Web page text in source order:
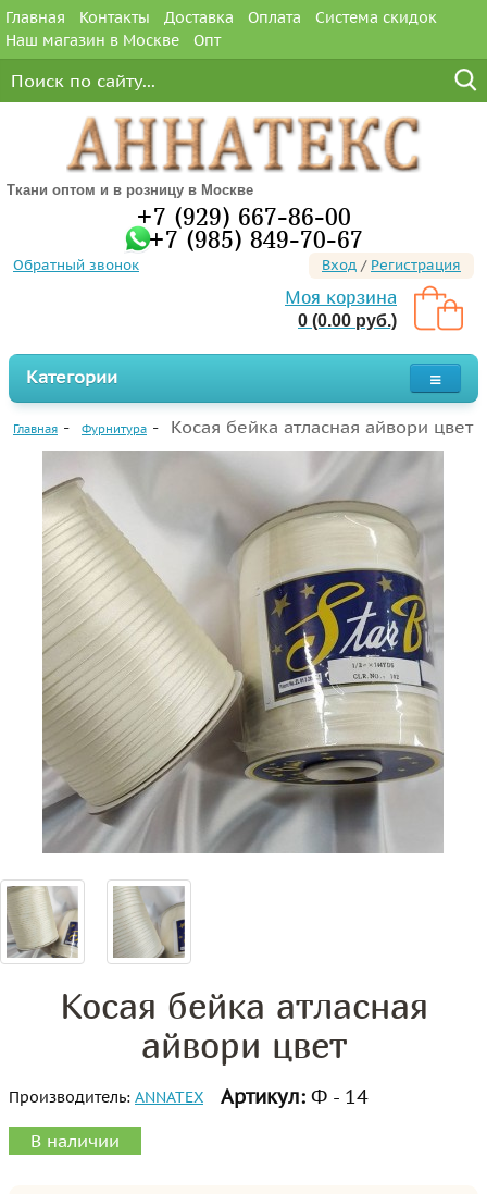
Главная Контакты Доставка Оплата
Система скидок
Наш магазин в Москве
Опт
Ткани оптом и в розницу в Москве
+7 (929) 667-86-00
+7 (985) 849-70-67
Обратный звонок Вход / Регистрация
Моя корзина
0 (0.00 руб.)
Категории
Главная Фурнитура Косая бейка атласная айвори цвет
Косая бейка атласная
айвори цвет
Производитель: ANNATEX Артикул: Ф - 14
В наличии